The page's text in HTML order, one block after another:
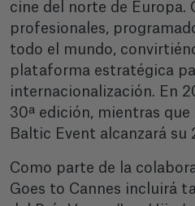
cine del norte de Europa.
profesionales,
todo el mundo,
plataforma estratégica
internacionalización. En
30ª edición, mientras
Baltic Event alcanzará su
Como parte de la
Goes to Cannes incluirá